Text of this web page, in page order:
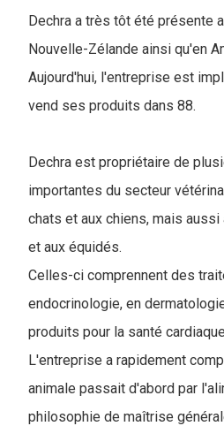
Dechra a très tôt été présente
Nouvelle-Zélande ainsi qu'en
Aujourd'hui, l'entreprise est
vend ses produits dans 88.
Dechra est propriétaire de
importantes du secteur
chats et aux chiens, mais aussi
et aux équidés.
Celles-ci comprennent des
endocrinologie, en
produits pour la santé
L'entreprise a rapidement
animale passait d'abord par
philosophie de maîtrise